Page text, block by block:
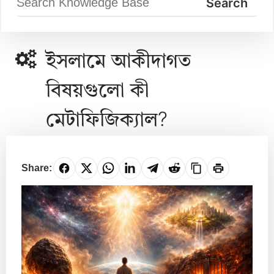
ইসলামে আকীদাগত
বিষয়গুলো কী
মেটাফিজিক্যাল?
Share: